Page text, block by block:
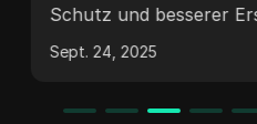
Schutz und besserer
Sept. 24, 2025